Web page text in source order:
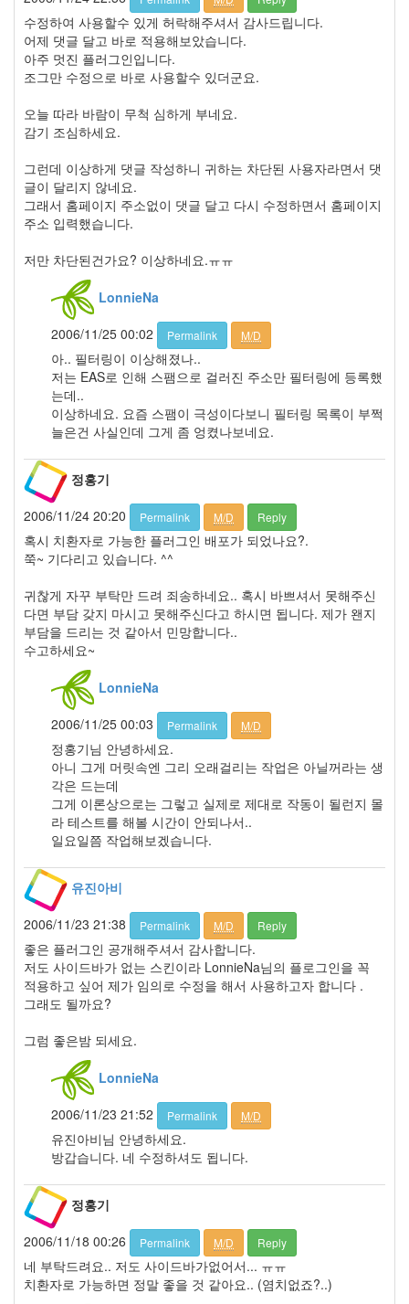
수정하여 사용할수 있게 허락해주셔서 감사드립니다.
어제 댓글 달고 바로 적용해보았습니다.
아주 멋진 플러그인입니다.
조그만 수정으로 바로 사용할수 있더군요.
오늘 따라 바람이 무척 심하게 부네요.
감기 조심하세요.
그런데 이상하게 댓글 작성하니 귀하는 차단된 사용자라면서 댓
글이 달리지 않네요.
그래서 홈페이지 주소없이 댓글 달고 다시 수정하면서 홈페이지
주소 입력했습니다.
저만 차단된건가요? 이상하네요.ㅠㅠ
LonnieNa
2006/11/25 00:02
Permalink M/D
아.. 필터링이 이상해졌나..
저는 EAS로 인해 스팸으로 걸러진 주소만 필터링에 등록했
는데..
이상하네요. 요즘 스팸이 극성이다보니 필터링 목록이 부쩍
늘은건 사실인데 그게 좀 엉켰나보네요.
정홍기
2006/11/24 20:20
Permalink M/D Reply
혹시 치환자로 가능한 플러그인 배포가 되었나요?.
쭉~ 기다리고 있습니다. ^^
귀찮게 자꾸 부탁만 드려 죄송하네요.. 혹시 바쁘셔서 못해주신
다면 부담 갖지 마시고 못해주신다고 하시면 됩니다. 제가 왠지
부담을 드리는 것 같아서 민망합니다..
수고하세요~
LonnieNa
2006/11/25 00:03
Permalink M/D
정홍기님 안녕하세요.
아니 그게 머릿속엔 그리 오래걸리는 작업은 아닐꺼라는 생
각은 드는데
그게 이론상으로는 그렇고 실제로 제대로 작동이 될런지 몰
라 테스트를 해볼 시간이 안되나서..
일요일쯤 작업해보겠습니다.
유진아비
2006/11/23 21:38
Permalink M/D Reply
좋은 플러그인 공개해주셔서 감사합니다.
저도 사이드바가 없는 스킨이라 LonnieNa님의 플로그인을 꼭
적용하고 싶어 제가 임의로 수정을 해서 사용하고자 합니다 .
그래도 될까요?
그럼 좋은밤 되세요.
LonnieNa
2006/11/23 21:52
Permalink M/D
유진아비님 안녕하세요.
방갑습니다. 네 수정하셔도 됩니다.
정홍기
2006/11/18 00:26
Permalink M/D Reply
네 부탁드려요.. 저도 사이드바가없어서... ㅠㅠ
치환자로 가능하면 정말 좋을 것 같아요.. (염치없죠?..)
월
7
2008
년
7
3
2008
8
월
2
2008
9
2008
월
1
2008
년
12
월
7
2009
년
31
2009
년
2009
3
월
4
2009
4
월
2
2009
5
2009
년
월
1
2009